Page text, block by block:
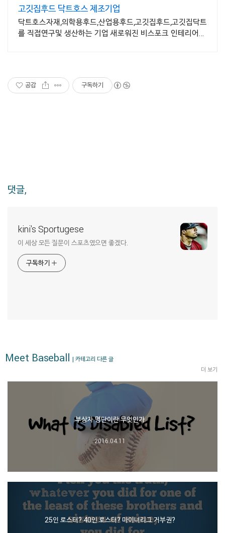
고깃집후드 닥트호스 제조기업
닥트호스자재,의학용후드,산업용후드,고깃집후드,고깃집닥트
를 직접연구및 생산하는 기업 새로워진 비스포크 인테리어
공감 구독하기
댓글,
kini's Sportugese
이 세상 모든 질문이 스포츠였으면 좋겠다.
구독하기
Meet Baseball | 카테고리 다른 글
더 보기
부상자 명단이란 무엇인가
2016.04.11
25인 로스터? 40인 로스터? 마이너리그 거부권?